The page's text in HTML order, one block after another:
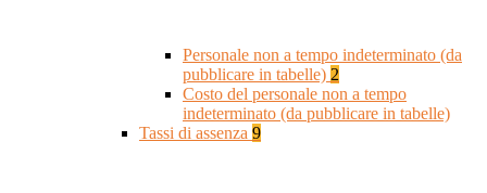
Personale non a tempo indeterminato (da
pubblicare in tabelle) 2
Costo del personale non a tempo
indeterminato (da pubblicare in tabelle)
Tassi di assenza 9